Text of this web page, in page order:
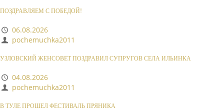
ПОЗДРАВЛЯЕМ С ПОБЕДОЙ!
06.08.2026
pochemuchka2011
УЗЛОВСКИЙ ЖЕНСОВЕТ ПОЗДРАВИЛ СУПРУГОВ СЕЛА ИЛЬИНКА
04.08.2026
pochemuchka2011
В ТУЛЕ ПРОШЕЛ ФЕСТИВАЛЬ ПРЯНИКА